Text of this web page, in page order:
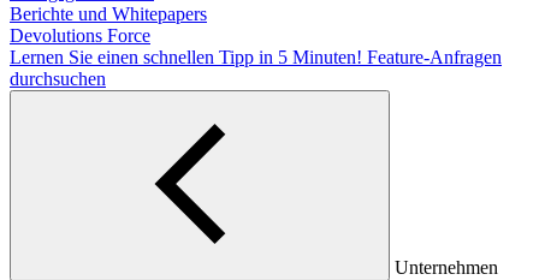
Berichte und Whitepapers
Devolutions Force
Lernen Sie einen schnellen Tipp in 5 Minuten! Feature-Anfragen
durchsuchen
Unternehmen